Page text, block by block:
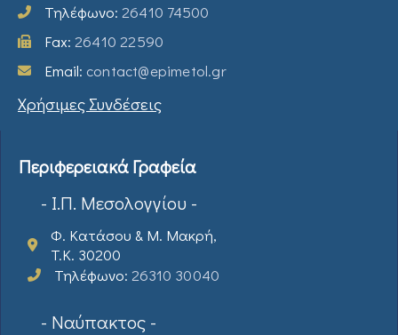
Τηλέφωνο: 26410 74500
Fax: 26410 22590
Email: contact@epimetol.gr
Χρήσιμες Συνδέσεις
Περιφερειακά Γραφεία
- Ι.Π. Μεσολογγίου -
Φ. Κατάσου & Μ. Μακρή,
T.K. 30200
Τηλέφωνο: 26310 30040
- Ναύπακτος -